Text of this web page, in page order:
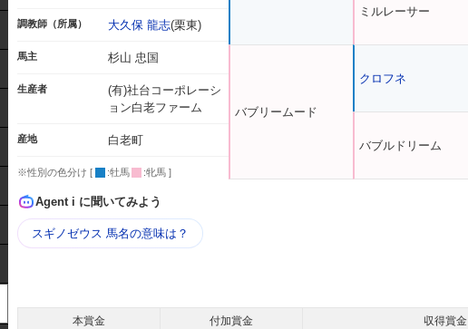
調教師（所属） 大久保 龍志(栗東)
馬主 杉山 忠国
生産者
(有)社台コーポレーシ
ョン白老ファーム
産地 白老町
※性別の色分け [ :牡馬 :牝馬 ]
バブリームード
ミルレーサー
クロフネ
バブルドリーム
Agent i に聞いてみよう
スギノゼウス 馬名の意味は？
本賞金 付加賞金 収得賞金